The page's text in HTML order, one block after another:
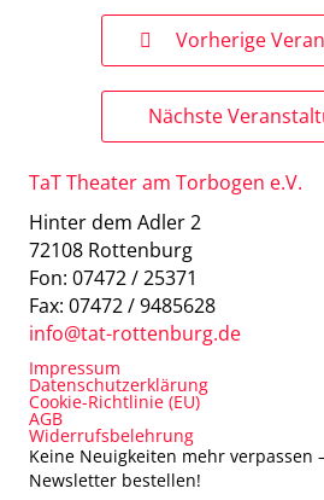
Vorherige
Nächste
TaT Theater am Torbogen e.V.
Hinter dem Adler 2
72108 Rottenburg
Fon: 07472 / 25371
Fax: 07472 / 9485628
info@tat-rottenburg.de
Impressum
Datenschutzerklärung
Cookie-Richtlinie (EU)
AGB
Widerrufsbelehrung
Keine Neuigkeiten mehr verpassen
Newsletter bestellen!